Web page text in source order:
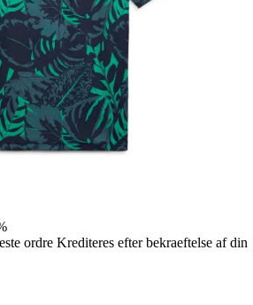
ordre Krediteres efter bekraeftelse af din